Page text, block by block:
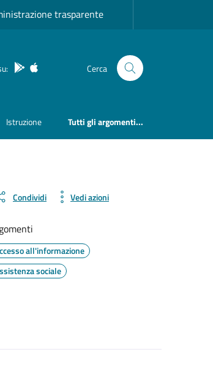
trasparente
App Android
App IOS Cerca
Istruzione Tutti gli argomenti...
Condividi Vedi azioni
all'informazione
sociale